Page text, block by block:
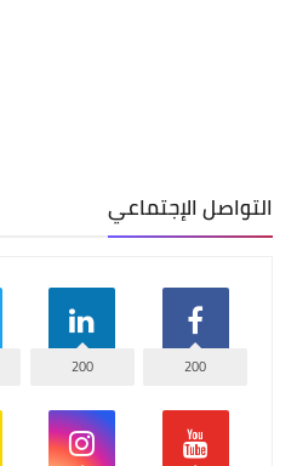
التواصل الإجتماعي
200
200